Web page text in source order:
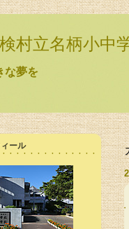
村立名柄小中
な夢を
ール